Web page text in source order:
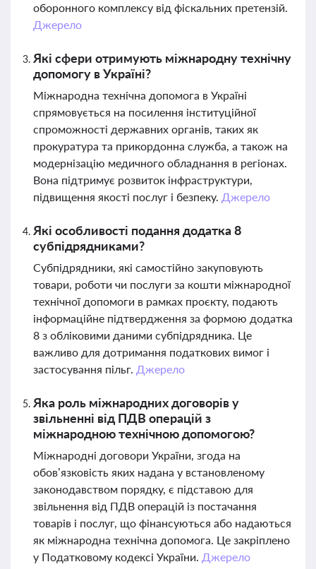
оборонного комплексу від фіскальних претензій.
Джерело
Які сфери отримують міжнародну технічну
допомогу в Україні?
Міжнародна технічна допомога в Україні
спрямовується на посилення інституційної
спроможності державних органів, таких як
прокуратура та прикордонна служба, а також на
модернізацію медичного обладнання в регіонах.
Вона підтримує розвиток інфраструктури,
підвищення якості послуг і безпеку. Джерело
Які особливості подання додатка 8
субпідрядниками?
Субпідрядники, які самостійно закуповують
товари, роботи чи послуги за кошти міжнародної
технічної допомоги в рамках проєкту, подають
інформаційне підтвердження за формою додатка
8 з обліковими даними субпідрядника. Це
важливо для дотримання податкових вимог і
застосування пільг. Джерело
Яка роль міжнародних договорів у
звільненні від ПДВ операцій з
міжнародною технічною допомогою?
Міжнародні договори України, згода на
обов’язковість яких надана у встановленому
законодавством порядку, є підставою для
звільнення від ПДВ операцій із постачання
товарів і послуг, що фінансуються або надаються
як міжнародна технічна допомога. Це закріплено
у Податковому кодексі України. Джерело